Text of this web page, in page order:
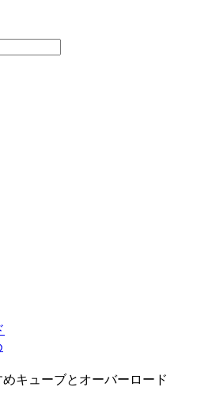
めキューブとオーバーロード